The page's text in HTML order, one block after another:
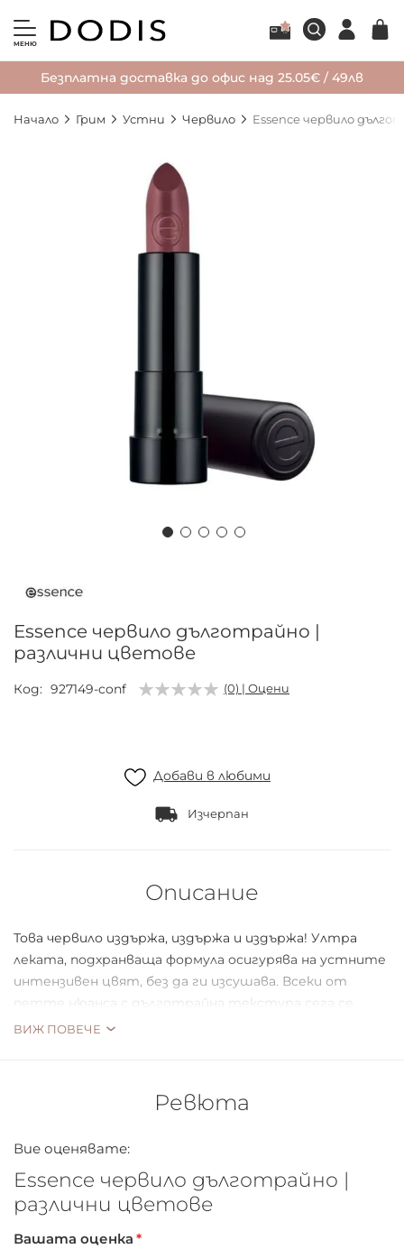
МЕНЮ
Безплатна доставка до офис над 25.05€ / 49лв
Начало Грим Устни Червило Essence червило
началото
галерия
със
снимки
Essence червило дълготрайно |
различни цветове
Код 927149-conf (0) | Оцени
Добави в любими
Изчерпан
Описание
Това червило издържа, издържа и издържа! Ултра
леката, подхранваща формула осигурява на устните
интензивен цвят, без да ги изсушава. Всеки от
петте нюанса с дълготрайна текстура сега се
предлага в елегантна черна опаковка.
ВИЖ ПОВЕЧЕ
Ревюта
Вие оценявате:
Essence червило дълготрайно |
различни цветове
Вашата оценка